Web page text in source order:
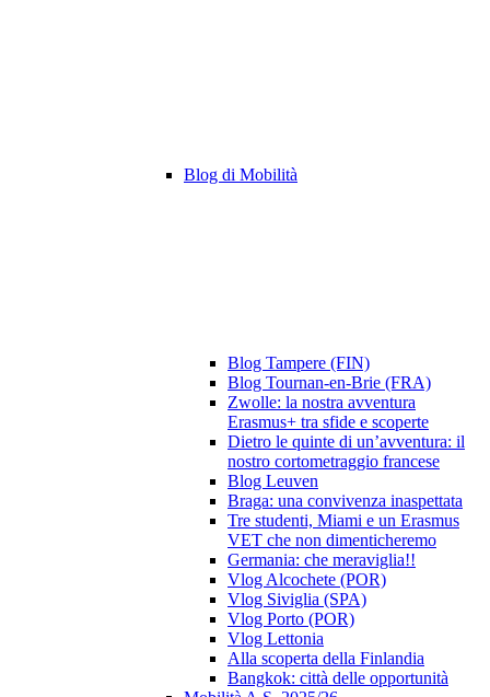
Blog di Mobilità
Blog Tampere (FIN)
Blog Tournan-en-Brie (FRA)
Zwolle: la nostra avventura
Erasmus+ tra sfide e scoperte
Dietro le quinte di un’avventura: il
nostro cortometraggio francese
Blog Leuven
Braga: una convivenza inaspettata
Tre studenti, Miami e un Erasmus
VET che non dimenticheremo
Germania: che meraviglia!!
Vlog Alcochete (POR)
Vlog Siviglia (SPA)
Vlog Porto (POR)
Vlog Lettonia
Alla scoperta della Finlandia
Bangkok: città delle opportunità